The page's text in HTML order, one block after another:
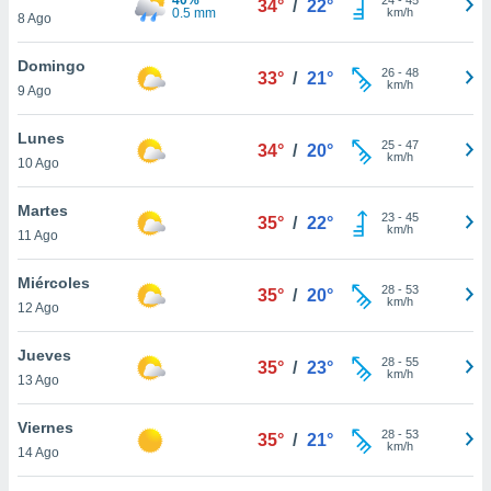
más
nuestra
y
de
disponible
cookies
aceptar
8 Ago
0.5 mm
34° / 22°
km/h
Domingo
9 Ago
33° / 21° 26- 48
km/h
Lunes
10 Ago
34° / 20° 25- 47
km/h
Martes
11 Ago
35° / 22° 23- 45
km/h
Miércoles
12 Ago
35° / 20° 28- 53
km/h
Jueves
13 Ago
35° / 23° 28- 55
km/h
Viernes
14 Ago
35° / 21° 28- 53
km/h